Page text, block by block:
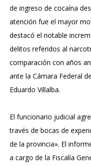
de ingreso de cocaína
atención fue el mayor
destacó el notable
delitos referidos al
comparación con años
ante la Cámara Federal
Eduardo Villalba.
El funcionario judicial
través de bocas de
de la provincia». El
a cargo de la Fiscalía